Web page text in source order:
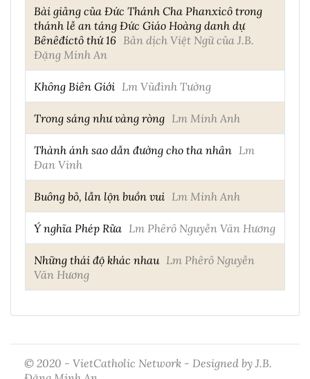
Bài giảng của Đức Thánh Cha Phanxicô trong
thánh lễ an táng Đức Giáo Hoàng danh dự
Bênêđíctô thứ 16 Bản dịch Việt Ngữ của J.B.
Đặng Minh An
Không Biên Giới Lm Vũđình Tường
Trong sáng như vàng ròng Lm Minh Anh
Thành ánh sao dẫn đường cho tha nhân Lm
Đan Vinh
Buông bỏ, lẫn lộn buồn vui Lm Minh Anh
Ý nghĩa Phép Rửa Lm Phêrô Nguyễn Văn Hương
Những thái độ khác nhau Lm Phêrô Nguyễn
Văn Hương
© 2020 - VietCatholic Network - Designed by J.B.